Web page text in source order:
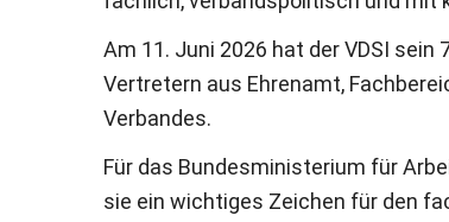
Am 11. Juni 2026 hat der VDSI
Vertretern aus Ehrenamt,
Verbandes.
Für das Bundesministerium für
sie ein wichtiges Zeichen für den